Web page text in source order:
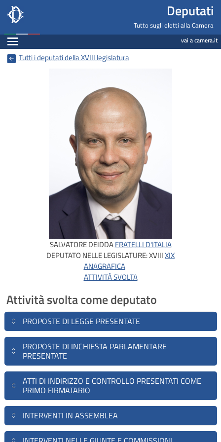
Deputati, Camera dei Deputati -
Salta al contenuto principale
Salta al menu di navigazione Deputati
Tutto sugli eletti alla Camera
Espandi vai a camera.it
Tutti i deputati della XVIII legislatura
SALVATORE DEIDDAFRATELLI D'ITALIA
DEPUTATO NELLE LEGISLATURE:XVIIIXIX
ANAGRAFICA
ATTIVITÀ SVOLTA
Attività svolta come deputato
PROPOSTE DI LEGGE PRESENTATE
PROPOSTE DI INCHIESTA PARLAMENTARE
PRESENTATE
ATTI DI INDIRIZZO E CONTROLLO PRESENTATI COME
PRIMO FIRMATARIO
INTERVENTI IN ASSEMBLEA
Navigazione pagine di servizio
Fine pagina
Salta al contenuto principale
Salta al menu di navigazione
Vai a inizio pagina